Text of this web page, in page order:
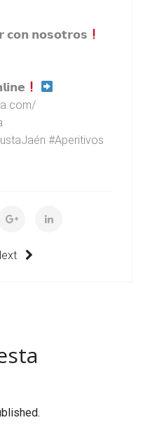
𝗰𝗼𝗻 𝗻𝗼𝘀𝗼𝘁𝗿𝗼𝘀
#Aperitivos